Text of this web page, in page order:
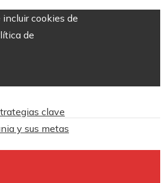
cookies de
de
clave
y sus metas